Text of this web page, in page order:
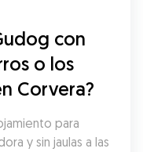
con
o los
Corvera?
para
y sin jaulas a las